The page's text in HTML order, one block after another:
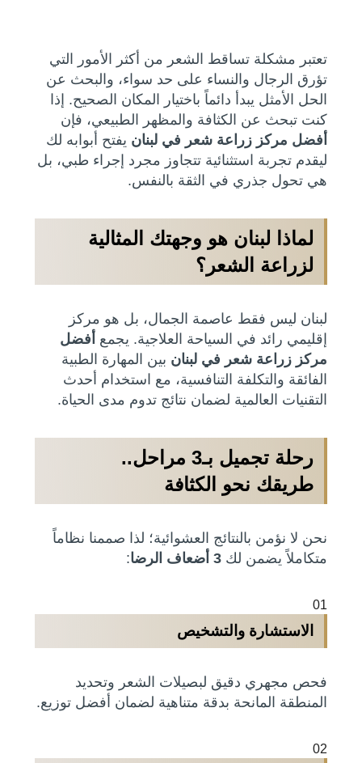
تعتبر مشكلة تساقط الشعر من أكثر الأمور التي
تؤرق الرجال والنساء على حد سواء، والبحث عن
الحل الأمثل يبدأ دائماً باختيار المكان الصحيح. إذا
كنت تبحث عن الكثافة والمظهر الطبيعي، فإن
أفضل مركز زراعة شعر في لبنان يفتح أبوابه لك
ليقدم تجربة استثنائية تتجاوز مجرد إجراء طبي، بل
هي تحول جذري في الثقة بالنفس.
لماذا لبنان هو وجهتك المثالية
لزراعة الشعر؟
لبنان ليس فقط عاصمة الجمال، بل هو مركز
إقليمي رائد في السياحة العلاجية. يجمع أفضل
مركز زراعة شعر في لبنان بين المهارة الطبية
الفائقة والتكلفة التنافسية، مع استخدام أحدث
التقنيات العالمية لضمان نتائج تدوم مدى الحياة.
رحلة تجميل بـ3 مراحل..
طريقك نحو الكثافة
نحن لا نؤمن بالنتائج العشوائية؛ لذا صممنا نظاماً
متكاملاً يضمن لك 3 أضعاف الرضا :
01
الاستشارة والتشخيص
فحص مجهري دقيق لبصيلات الشعر وتحديد
المنطقة المانحة بدقة متناهية لضمان أفضل توزيع.
02